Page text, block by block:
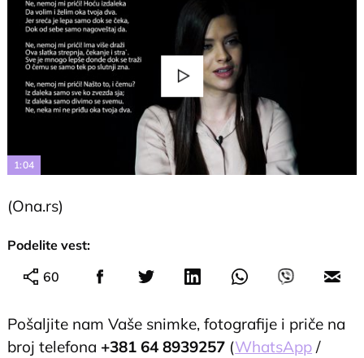
Play
Video
1:04
(Ona.rs)
Podelite vest:
60
Pošaljite nam Vaše snimke, fotografije i priče na
broj telefona +381 64 8939257 (WhatsApp /